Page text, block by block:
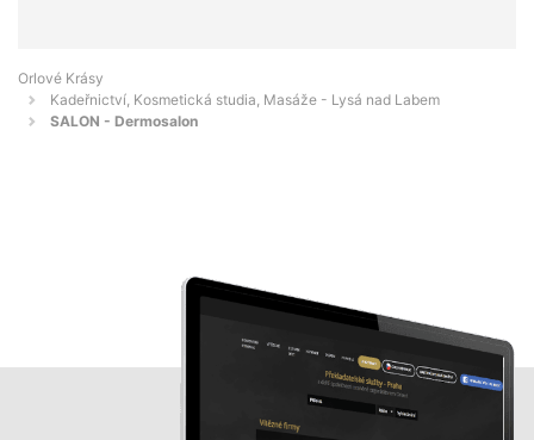
Orlové Krásy
Kadeřnictví, Kosmetická studia, Masáže - Lysá nad Labem
SALON - Dermosalon